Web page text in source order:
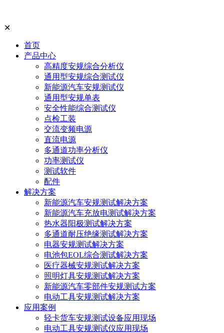
✕
首页
产品中心
高精度安规综合分析仪
通用型安规综合测试仪
新能源汽车安规测试仪
通用型安规单表
安全性能综合测试仪
点检工装
交流变频电源
直流电源
多通道功率分析仪
功率测试仪
测试软件
配件
解决方案
新能源汽车安规测试解决方案
新能源汽车充放电测试解决方案
热水器阳极测试解决方案
多通道耐压绝缘测试解决方案
电器安规测试解决方案
电池包EOL综合测试解决方案
医疗器械安规测试解决方案
照明灯具安规测试解决方案
新能源汽车零部件安规测试方案
电动工具安规测试解决方案
应用案例
轻卡货车安规测试设备应用现场
电动工具安规测试仪应用现场